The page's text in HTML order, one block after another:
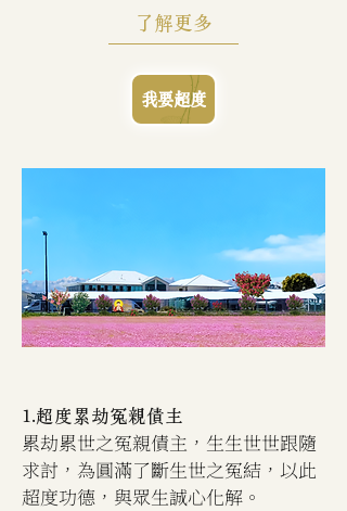
了解更多
我要超度
1.超度累劫冤親債主
累劫累世之冤親債主，生生世世跟隨
求討，為圓滿了斷生世之冤結，以此
超度功德，與眾生誠心化解。